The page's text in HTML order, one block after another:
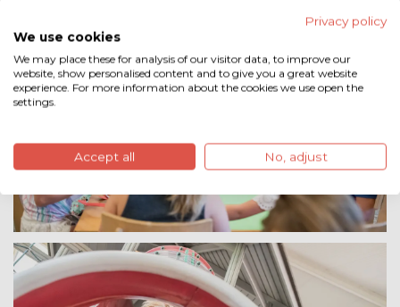
Privacy policy
We use cookies
We may place these for analysis of our visitor data, to improve our
website, show personalised content and to give you a great website
experience. For more information about the cookies we use open the
settings.
Accept all No, adjust